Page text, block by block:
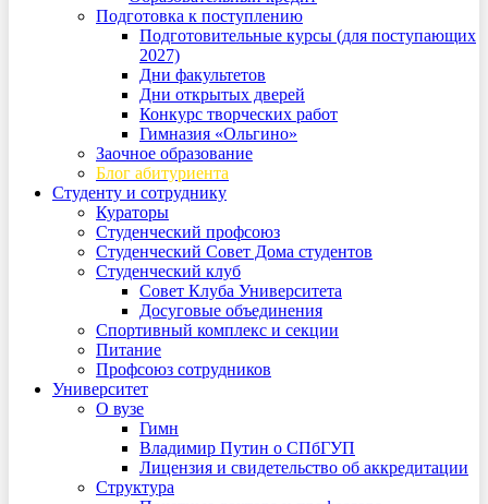
Подготовка к поступлению
Подготовительные курсы (для поступающих
2027)
Дни факультетов
Дни открытых дверей
Конкурс творческих работ
Гимназия «Ольгино»
Заочное образование
Блог абитуриента
Студенту и сотруднику
Кураторы
Студенческий профсоюз
Студенческий Совет Дома студентов
Студенческий клуб
Совет Клуба Университета
Досуговые объединения
Спортивный комплекс и секции
Питание
Профсоюз сотрудников
Университет
О вузе
Гимн
Владимир Путин о СПбГУП
Лицензия и свидетельство об аккредитации
Структура